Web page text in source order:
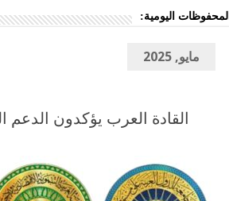
المحفوظات اليومية:
مايو, 2025
القادة العرب يؤكدون الدعم